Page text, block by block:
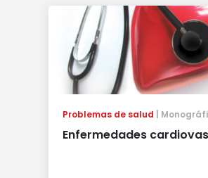
Problemas de salud
Enfermedades